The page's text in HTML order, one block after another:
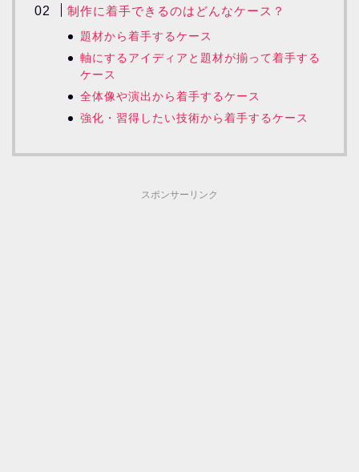
制作に着手できるのはどんなケース？
題材から着手するケース
軸にするアイディアと題材が揃って着手する
ケース
全体像や演出から着手するケース
強化・習得したい技術から着手するケース
スポンサーリンク